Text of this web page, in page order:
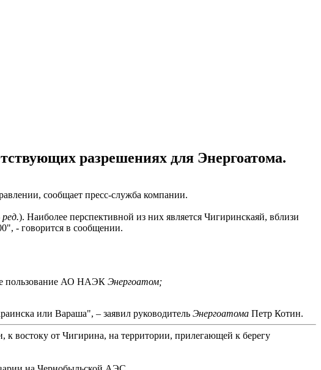
разрешениях для Энергоатома.
сообщает пресс-служба компании.
ред.). Наиболее перспективной из них является Чигиринскаяй, вблизи
- говорится в сообщении.
пользование АО НАЭК Энергоатом;
или Вараша", – заявил руководитель Энергоатома Петр Котин.
к востоку от Чигирина, на территории, прилегающей к берегу